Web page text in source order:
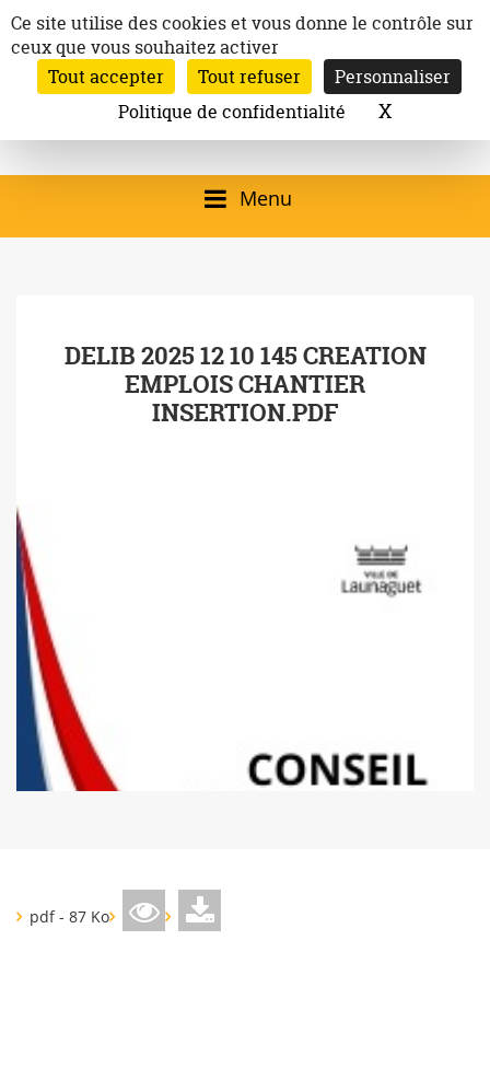
au
contenu
Ville de
Launaguet
Site officiel de la
Mairie de
Launaguet (31140)
qui présente la ville,
programmation
culturelle, la vie
Inscription à la newsletter
Email:
Rechercher
Menu
DELIB 2025 12 10 145 CREATION
EMPLOIS CHANTIER
INSERTION.PDF
pdf - 87 Ko
Panneau de gestion des cookies
Ce site utilise des cookies et vous donne le contrôle sur
ceux que vous souhaitez activer
Tout accepter
Tout refuser
Personnaliser
Politique de confidentialité
XMasquer